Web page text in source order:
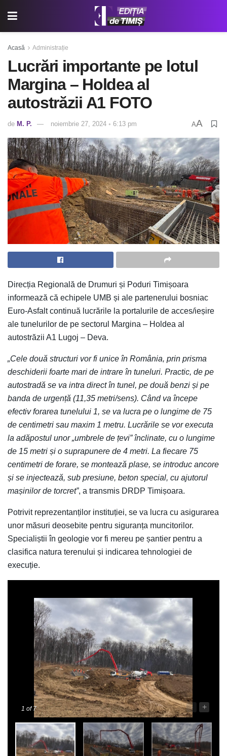
Acasă Administrație
Lucrări importante pe lotul
Margina – Holdea al
autostrăzii A1 FOTO
de M. P. noiembrie 27, 2024 ◦ 6:13 pm AA
Direcția Regională de Drumuri și Poduri Timișoara
informează că echipele UMB și ale partenerului bosniac
Euro-Asfalt continuă lucrările la portalurile de acces/ieșire
ale tunelurilor de pe sectorul Margina – Holdea al
autostrăzii A1 Lugoj – Deva.
„Cele două structuri vor fi unice în România, prin prisma
deschiderii foarte mari de intrare în tuneluri. Practic, de pe
autostradă se va intra direct în tunel, pe două benzi și pe
banda de urgență (11,35 metri/sens). Când va începe
efectiv forarea tunelului 1, se va lucra pe o lungime de 75
de centimetri sau maxim 1 metru. Lucrările se vor executa
la adăpostul unor „umbrele de țevi” înclinate, cu o lungime
de 15 metri și o suprapunere de 4 metri. La fiecare 75
centimetri de forare, se montează plase, se introduc ancore
și se injectează, sub presiune, beton special, cu ajutorul
mașinilor de torcret”, a transmis DRDP Timișoara.
Potrivit reprezentanților instituției, se va lucra cu asigurarea
unor măsuri deosebite pentru siguranța muncitorilor.
Specialiștii în geologie vor fi mereu pe șantier pentru a
clasifica natura terenului și indicarea tehnologiei de
execuție.
1 of 7 - +